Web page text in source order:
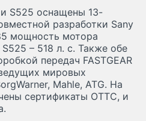
S525 оснащены 13-
разработки Sany
мощность мотора
– 518 л. с. Также обе
передач FASTGEAR
мировых
Mahle, ATG. На
сертификаты ОТТС, и